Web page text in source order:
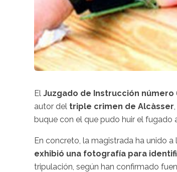
El Juzgado de Instrucción número
autor del triple crimen de Alcàsser
buque con el que pudo huir el fugado
En concreto, la magistrada ha unido
exhibió una fotografía para
tripulación, según han confirmado